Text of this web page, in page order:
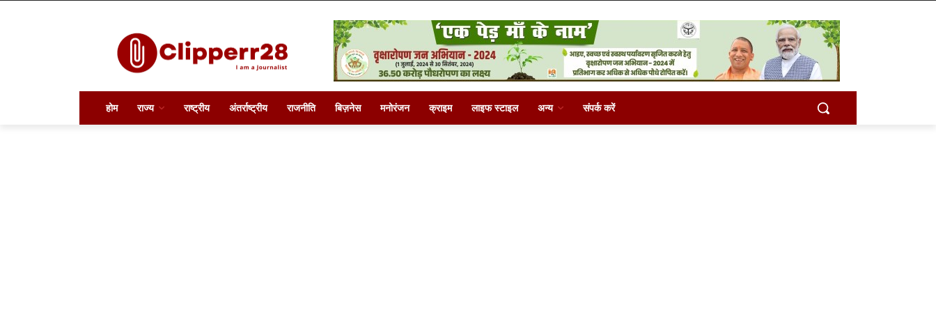
होम राज्य राष्ट्रीय अंतर्राष्ट्रीय राजनीति बिज़नेस मनोरंजन क्राइम लाइफ स्टाइल अन्य संपर्क करें